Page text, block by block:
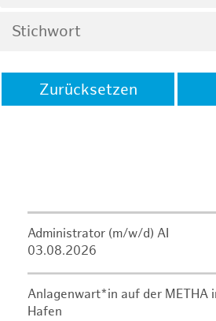
Zurücksetzen
Administrator (m/w/d) AI
03.08.2026
Anlagenwart*in auf der METHA
Hafen